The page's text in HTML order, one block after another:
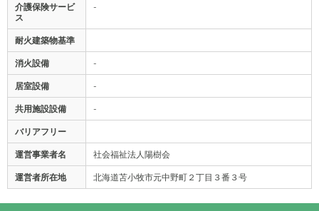
介護保険サービ
ス
-
耐火建築物基準
消火設備 -
居室設備 -
共用施設設備 -
バリアフリー
運営事業者名 社会福祉法人陽樹会
運営者所在地 北海道苫小牧市元中野町２丁目３番３号